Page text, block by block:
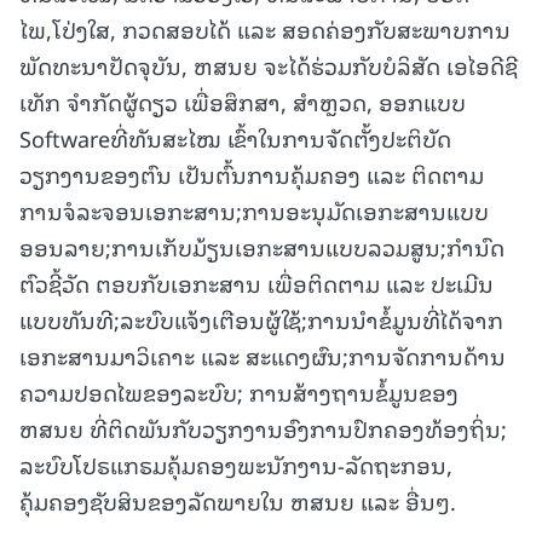
ໄພ,ໂປ່ງໃສ, ກວດສອບໄດ້ ແລະ ສອດຄ່ອງກັບສະພາບການ
ພັດທະນາປັດຈຸບັນ, ຫສນຍ ຈະໄດ້ຮ່ວມກັບບໍລິສັດ ເອໄອດີຊີ
ເທັກ ຈໍາກັດຜູ້ດຽວ ເພື່ອສຶກສາ, ສຳຫຼວດ, ອອກແບບ
Softwareທີ່ທັນສະໄໝ ເຂົ້າໃນການຈັດຕັ້ງປະຕິບັດ
ວຽກງານຂອງຕົນ ເປັນຕົ້ນການຄຸ້ມຄອງ ແລະ ຕິດຕາມ
ການຈໍລະຈອນເອກະສານ;ການອະນຸມັດເອກະສານແບບ
ອອນລາຍ;ການເກັບມ້ຽນເອກະສານແບບລວມສູນ;ກໍານົດ
ຕົວຊີ້ວັດ ຕອບກັບເອກະສານ ເພື່ອຕິດຕາມ ແລະ ປະເມີນ
ແບບທັນທີ;ລະບົບແຈ້ງເຕືອນຜູ້ໃຊ້;ການນໍາຂໍ້ມູນທີ່ໄດ້ຈາກ
ເອກະສານມາວິເຄາະ ແລະ ສະແດງຜົນ;ການຈັດການດ້ານ
ຄວາມປອດໄພຂອງລະບົບ; ການສ້າງຖານຂໍ້ມູນຂອງ
ຫສນຍ ທີ່ຕິດພັນກັບວຽກງານອົງການປົກຄອງທ້ອງຖິ່ນ;
ລະບົບໂປຣແກຣມຄຸ້ມຄອງພະນັກງານ-ລັດຖະກອນ,
ຄຸ້ມຄອງຊັບສິນຂອງລັດພາຍໃນ ຫສນຍ ແລະ ອື່ນໆ.